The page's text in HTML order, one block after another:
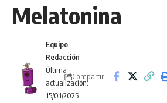
Melatonina
Última
actualización:
15/01/2025
Equipo
Redacción
Compartir